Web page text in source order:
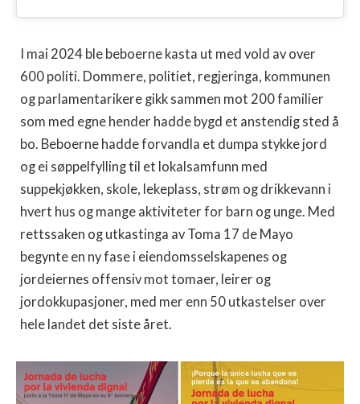
I mai 2024 ble beboerne kasta ut med vold av over
600 politi. Dommere, politiet, regjeringa, kommunen
og parlamentarikere gikk sammen mot 200 familier
som med egne hender hadde bygd et anstendig sted å
bo. Beboerne hadde forvandla et dumpa stykke jord
og ei søppelfylling til et lokalsamfunn med
suppekjøkken, skole, lekeplass, strøm og drikkevann i
hvert hus og mange aktiviteter for barn og unge. Med
rettssaken og utkastinga av Toma 17 de Mayo
begynte en ny fase i eiendomsselskapenes og
jordeiernes offensiv mot tomaer, leirer og
jordokkupasjoner, med mer enn 50 utkastelser over
hele landet det siste året.